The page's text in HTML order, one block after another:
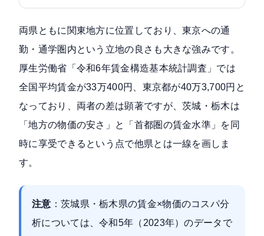
両県ともに関東地方に位置しており、東京への通
勤・通学圏内という立地の良さも大きな強みです。
厚生労働省「令和6年賃金構造基本統計調査」 では
全国平均賃金が33万400円、東京都が40万3,700円と
なっており、両者の差は顕著ですが、茨城・栃木は
「地方の物価の安さ」と「首都圏の賃金水準」を同
時に享受できるという点で他県とは一線を画しま
す。
注意 ：茨城県・栃木県の賃金×物価のコスパ分
析については、令和5年（2023年）のデータで